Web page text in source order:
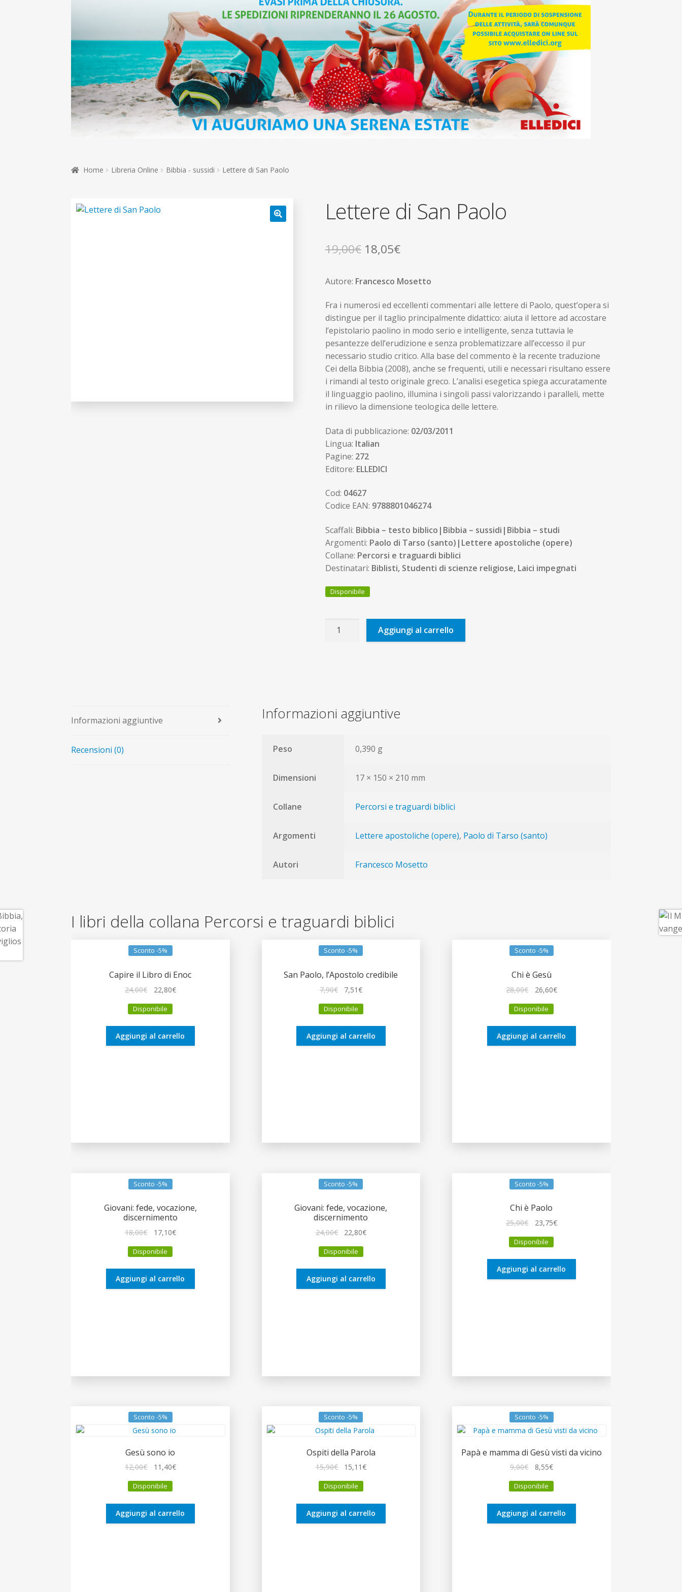
Home Libreria Online Bibbia - sussidi Lettere di San Paolo
Lettere di San Paolo
19,00€ Il
originale
era:
19,00€.
18,05€Il
attuale
è:
18,05€.
Autore: Francesco Mosetto
Fra i numerosi ed eccellenti commentari alle lettere di Paolo, quest’opera si
distingue per il taglio principalmente didattico: aiuta il lettore ad accostare
l’epistolario paolino in modo serio e intelligente, senza tuttavia le
pesantezze dell’erudizione e senza problematizzare all’eccesso il pur
necessario studio critico. Alla base del commento è la recente traduzione
Cei della Bibbia (2008), anche se frequenti, utili e necessari risultano essere
i rimandi al testo originale greco. L’analisi esegetica spiega accuratamente
il linguaggio paolino, illumina i singoli passi valorizzando i paralleli, mette
in rilievo la dimensione teologica delle lettere.
Data di pubblicazione: 02/03/2011
Lingua: Italian
Pagine: 272
Editore: ELLEDICI
Cod: 04627
Codice EAN: 9788801046274
Scaffali: Bibbia – testo biblico|Bibbia – sussidi|Bibbia – studi
Argomenti: Paolo di Tarso (santo)|Lettere apostoliche (opere)
Collane: Percorsi e traguardi biblici
Destinatari: Biblisti, Studenti di scienze religiose, Laici impegnati
Disponibile
Lettere
Aggiungi al carrello
Informazioni aggiuntive
Recensioni (0)
Informazioni aggiuntive
Peso 0,390 g
Dimensioni 17 × 150 × 210 mm
Collane Percorsi e traguardi biblici
Argomenti Lettere apostoliche (opere), Paolo di Tarso (santo)
Autori Francesco Mosetto
I libri della collana Percorsi e traguardi biblici
Sconto -5%
Capire il Libro di Enoc
24,00€
originale
24,00€.
22,80€Il
22,80€.
Disponibile
Aggiungi al carrello
Sconto -5%
San Paolo, l’Apostolo credibile
7,90€
originale
7,90€.
7,51€Il
attuale
7,51€.
Disponibile
Aggiungi al carrello
Sconto -5%
Chi è Gesù
28,00€
originale
28,00€.
26,60€Il
26,60€.
Disponibile
Aggiungi al carrello
Sconto -5%
Giovani: fede, vocazione,
discernimento
18,00€
originale
18,00€.
17,10€Il
17,10€.
Disponibile
Aggiungi al carrello
Sconto -5%
Giovani: fede, vocazione,
discernimento
24,00€
originale
24,00€.
22,80€Il
22,80€.
Disponibile
Aggiungi al carrello
Sconto -5%
Chi è Paolo
25,00€
originale
25,00€.
23,75€Il
23,75€.
Disponibile
Aggiungi al carrello
Sconto -5%
Gesù sono io
12,00€
originale
12,00€.
11,40€Il
11,40€.
Disponibile
Aggiungi al carrello
Sconto -5%
Ospiti della Parola
15,90€
originale
15,90€.
15,11€Il
15,11€.
Disponibile
Aggiungi al carrello
Sconto -5%
Papà e mamma di Gesù visti da vicino
9,00€
originale
9,00€.
8,55€Il
attuale
8,55€.
Disponibile
Aggiungi al carrello